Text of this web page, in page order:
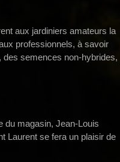
aux jardiniers amateurs la
professionnels, à savoir
des semences non-hybrides,
du magasin, Jean-Louis
Laurent se fera un plaisir de